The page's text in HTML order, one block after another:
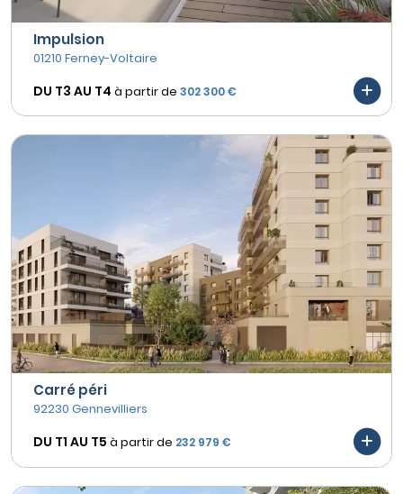
Impulsion
01210 Ferney-Voltaire
DU T3 AU T4 à partir de 302 300 €
Carré péri
92230 Gennevilliers
DU T1 AU T5 à partir de 232 979 €